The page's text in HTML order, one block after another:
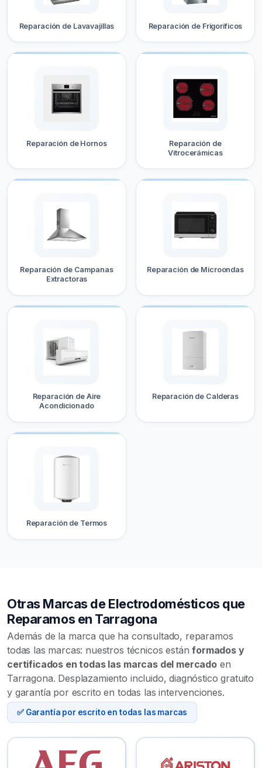
Reparación de Lavavajillas Reparación de Frigoríficos
Reparación de Hornos
Reparación de
Vitrocerámicas
Reparación de Campanas
Extractoras
Reparación de Microondas
Reparación de Aire
Acondicionado
Reparación de Calderas
Reparación de Termos
Otras Marcas de Electrodomésticos que
Reparamos en Tarragona
Además de la marca que ha consultado, reparamos
todas las marcas: nuestros técnicos estánformados y
certificados en todas las marcas del mercadoen
Tarragona. Desplazamiento incluido, diagnóstico gratuito
y garantía por escrito en todas las intervenciones.
✅ Garantía por escrito en todas las marcas